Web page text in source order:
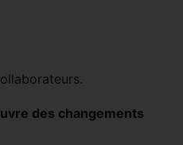
des changements